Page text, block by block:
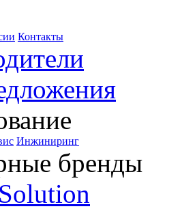
Контакты
Инжиниринг
бренды